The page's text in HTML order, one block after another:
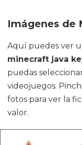
Imágenes de
Aquí puedes ver
minecraft java
puedas
videojuegos.
fotos para ver la
valor.